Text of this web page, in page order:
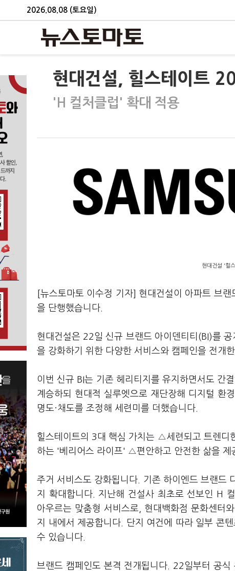
2026.08.08 (토요일)
현대건설, 힐스테이트
'H 컬처클럽' 확대 적용
현대건설 '힐
[뉴스토마토 이수정 기자] 현대건설이 아파트 브
을 단행했습니다.
현대건설은 22일 신규 브랜드 아이덴티티(BI)를
을 강화하기 위한 다양한 서비스와 캠페인을 전개
이번 신규 BI는 기존 헤리티지를 유지하면서도 간
계승하되 현대적 실루엣으로 재단장해 디지털 환
명도·채도를 조정해 세련미를 더했습니다.
힐스테이트의 3대 핵심 가치는 △세련되고 트렌
하는 '베리어스 라이프' △편안하고 안전한 삶을 제
주거 서비스도 강화됩니다. 기존 하이엔드 브랜드
지 확대합니다. 지난해 건설사 최초로 선보인 H
아우르는 맞춤형 서비스로, 현대백화점 문화센터
지 내에서 제공합니다. 단지 여건에 따라 일부 콘
수 있습니다.
브랜드 캠페인도 본격 전개됩니다. 22일부터 공